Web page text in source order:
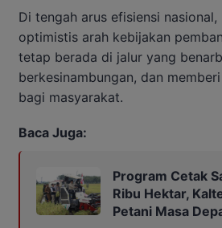
Di tengah arus efisiensi
optimistis arah kebijakan
tetap berada di jalur yang
berkesinambungan, dan
bagi masyarakat.
Baca Juga:
Program Cetak
Ribu Hektar,
Petani Masa